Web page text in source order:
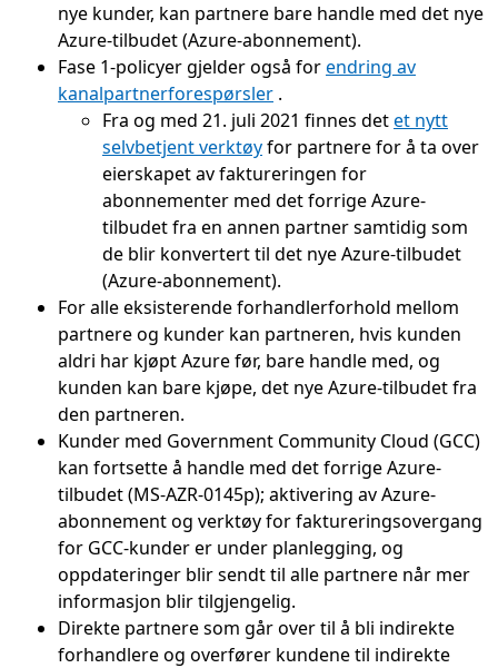
nye kunder, kan partnere bare handle med det nye
Azure-tilbudet (Azure-abonnement).
Fase 1-policyer gjelder også forendring av
kanalpartnerforespørsler .
Fra og med 21. juli 2021 finnes detet nytt
selvbetjent verktøyfor partnere for å ta over
eierskapet av faktureringen for
abonnementer med det forrige Azure-
tilbudet fra en annen partner samtidig som
de blir konvertert til det nye Azure-tilbudet
(Azure-abonnement).
For alle eksisterende forhandlerforhold mellom
partnere og kunder kan partneren, hvis kunden
aldri har kjøpt Azure før, bare handle med, og
kunden kan bare kjøpe, det nye Azure-tilbudet fra
den partneren.
Kunder med Government Community Cloud (GCC)
kan fortsette å handle med det forrige Azure-
tilbudet (MS-AZR-0145p); aktivering av Azure-
abonnement og verktøy for faktureringsovergang
for GCC-kunder er under planlegging, og
oppdateringer blir sendt til alle partnere når mer
informasjon blir tilgjengelig.
Direkte partnere som går over til å bli indirekte
forhandlere og overfører kundene til indirekte